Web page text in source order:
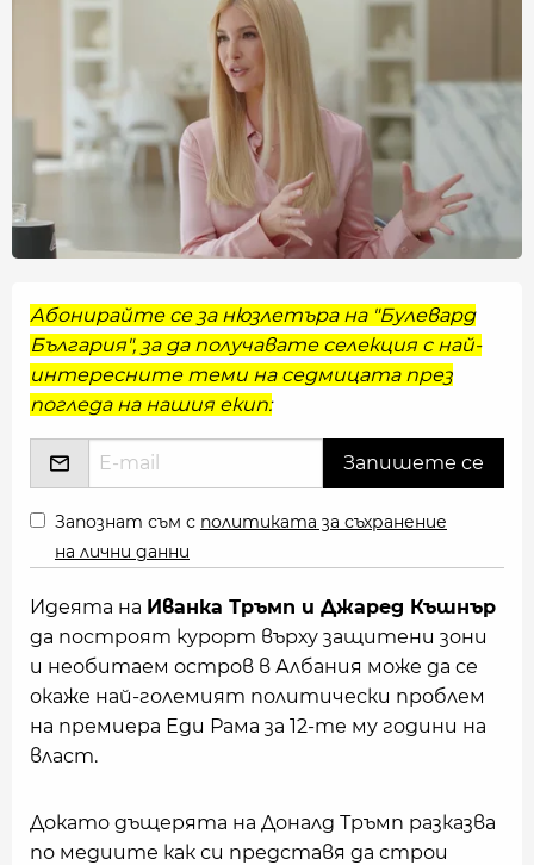
Абонирайте се за нюзлетъра на "Булевард
България", за да получавате селекция с най-
интересните теми на седмицата през
погледа на нашия екип:
Запознат съм с политиката за съхранение
на лични данни
Идеята на Иванка Тръмп и Джаред Къшнър
да построят курорт върху защитени зони
и необитаем остров в Албания може да се
окаже най-големият политически проблем
на премиера Еди Рама за 12-те му години на
власт.
Докато дъщерята на Доналд Тръмп разказва
по медиите как си представя да строи